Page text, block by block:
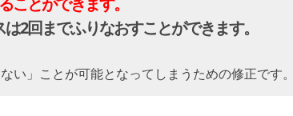
2回までふりなおすことができます。
い」ことが可能となってしまうための修正です